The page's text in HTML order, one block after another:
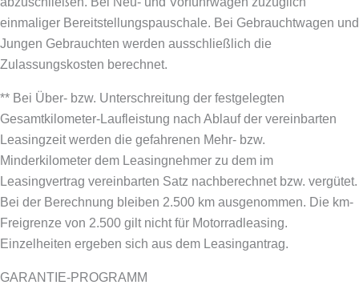
einmaliger Bereitstellungspauschale. Bei Gebrauchtwagen und
Jungen Gebrauchten werden ausschließlich die
Zulassungskosten berechnet.
** Bei Über- bzw. Unterschreitung der festgelegten
Gesamtkilometer-Laufleistung nach Ablauf der vereinbarten
Leasingzeit werden die gefahrenen Mehr- bzw.
Minderkilometer dem Leasingnehmer zu dem im
Leasingvertrag vereinbarten Satz nachberechnet bzw. vergütet.
Bei der Berechnung bleiben 2.500 km ausgenommen. Die km-
Freigrenze von 2.500 gilt nicht für Motorradleasing.
Einzelheiten ergeben sich aus dem Leasingantrag.
GARANTIE-PROGRAMM